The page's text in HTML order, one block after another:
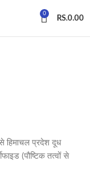
0
RS.0.00
हिमाचल प्रदेश दूध
(पौष्टिक तत्वों से